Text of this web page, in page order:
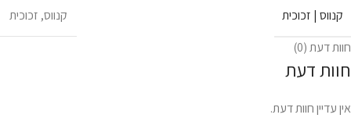
קנווס | זכוכית
קנווס, זכוכית
חוות דעת (0)
חוות דעת
אין עדיין חוות דעת.